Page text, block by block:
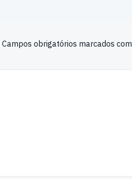
Campos obrigatórios marcados com